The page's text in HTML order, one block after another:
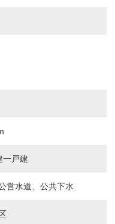
一戸建
営水道、公共下水